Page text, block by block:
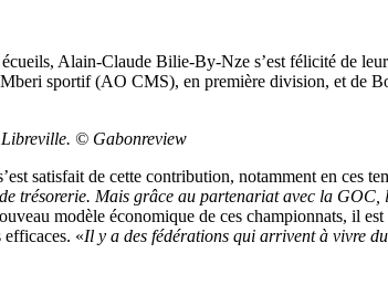
Alain-Claude Bilie-By-Nze s’est félicité de
sportif (AO CMS), en première division, et de
Libreville. © Gabonreview
satisfait de cette contribution, notamment en ces
trésorerie. Mais grâce au partenariat avec la GOC,
modèle économique de ces championnats, il est
efficaces. «Il y a des fédérations qui arrivent à vivre